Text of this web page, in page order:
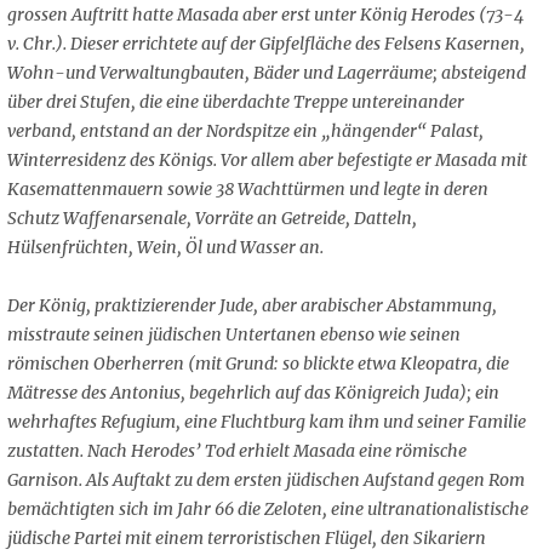
grossen Auftritt hatte Masada aber erst unter König Herodes (73-4
v. Chr.). Dieser errichtete auf der Gipfelfläche des Felsens Kasernen,
Wohn-und Verwaltungbauten, Bäder und Lagerräume; absteigend
über drei Stufen, die eine überdachte Treppe untereinander
verband, entstand an der Nordspitze ein „hängender“ Palast,
Winterresidenz des Königs. Vor allem aber befestigte er Masada mit
Kasemattenmauern sowie 38 Wachttürmen und legte in deren
Schutz Waffenarsenale, Vorräte an Getreide, Datteln,
Hülsenfrüchten, Wein, Öl und Wasser an.
Der König, praktizierender Jude, aber arabischer Abstammung,
misstraute seinen jüdischen Untertanen ebenso wie seinen
römischen Oberherren (mit Grund: so blickte etwa Kleopatra, die
Mätresse des Antonius, begehrlich auf das Königreich Juda); ein
wehrhaftes Refugium, eine Fluchtburg kam ihm und seiner Familie
zustatten. Nach Herodes’ Tod erhielt Masada eine römische
Garnison. Als Auftakt zu dem ersten jüdischen Aufstand gegen Rom
bemächtigten sich im Jahr 66 die Zeloten, eine ultranationalistische
jüdische Partei mit einem terroristischen Flügel, den Sikariern